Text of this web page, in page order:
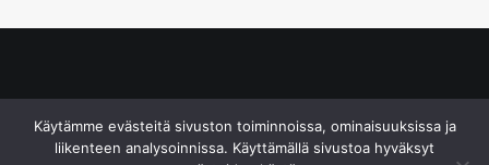
Käytämme evästeitä sivuston toiminnoissa, ominaisuuksissa ja
liikenteen analysoinnissa. Käyttämällä sivustoa hyväksyt